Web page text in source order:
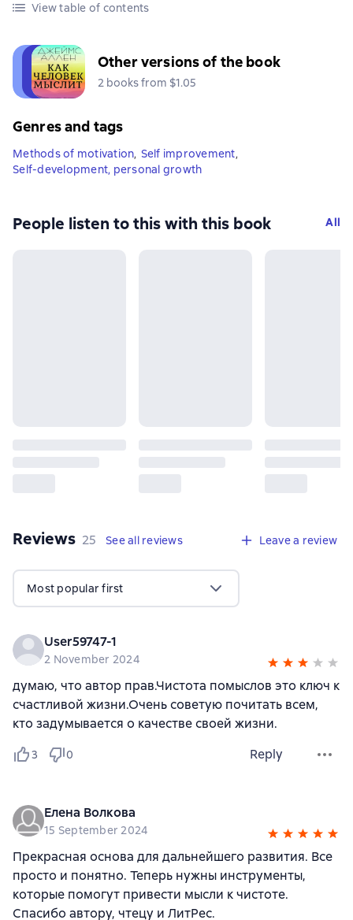
View table of contents
Other versions of the book
2 books from $1.05
Genres and tags
Methods of motivation, Self improvement,
Self-development, personal growth
People listen to this with this book All
Reviews 25 reviews
25 See all reviews Leave a review
Most popular first
User59747-1
2 November 2024
думаю, что автор прав.Чистота помыслов это ключ к
счастливой жизни.Очень советую почитать всем,
кто задумывается о качестве своей жизни.
3 0 Reply
Елена Волкова
15 September 2024
Прекрасная основа для дальнейшего развития. Все
просто и понятно. Теперь нужны инструменты,
которые помогут привести мысли к чистоте.
Спасибо автору, чтецу и ЛитРес.